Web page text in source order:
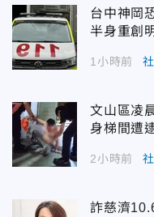
台中神岡
半身重創
1小時前
文山區凌
身梯間遭
2小時前
詐慈濟